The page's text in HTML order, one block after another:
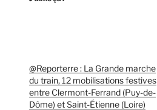
@Reporterre : La Grande marche
du train, 12 mobilisations festives
entre Clermont-Ferrand (Puy-de-
Dôme) et Saint-Étienne (Loire)